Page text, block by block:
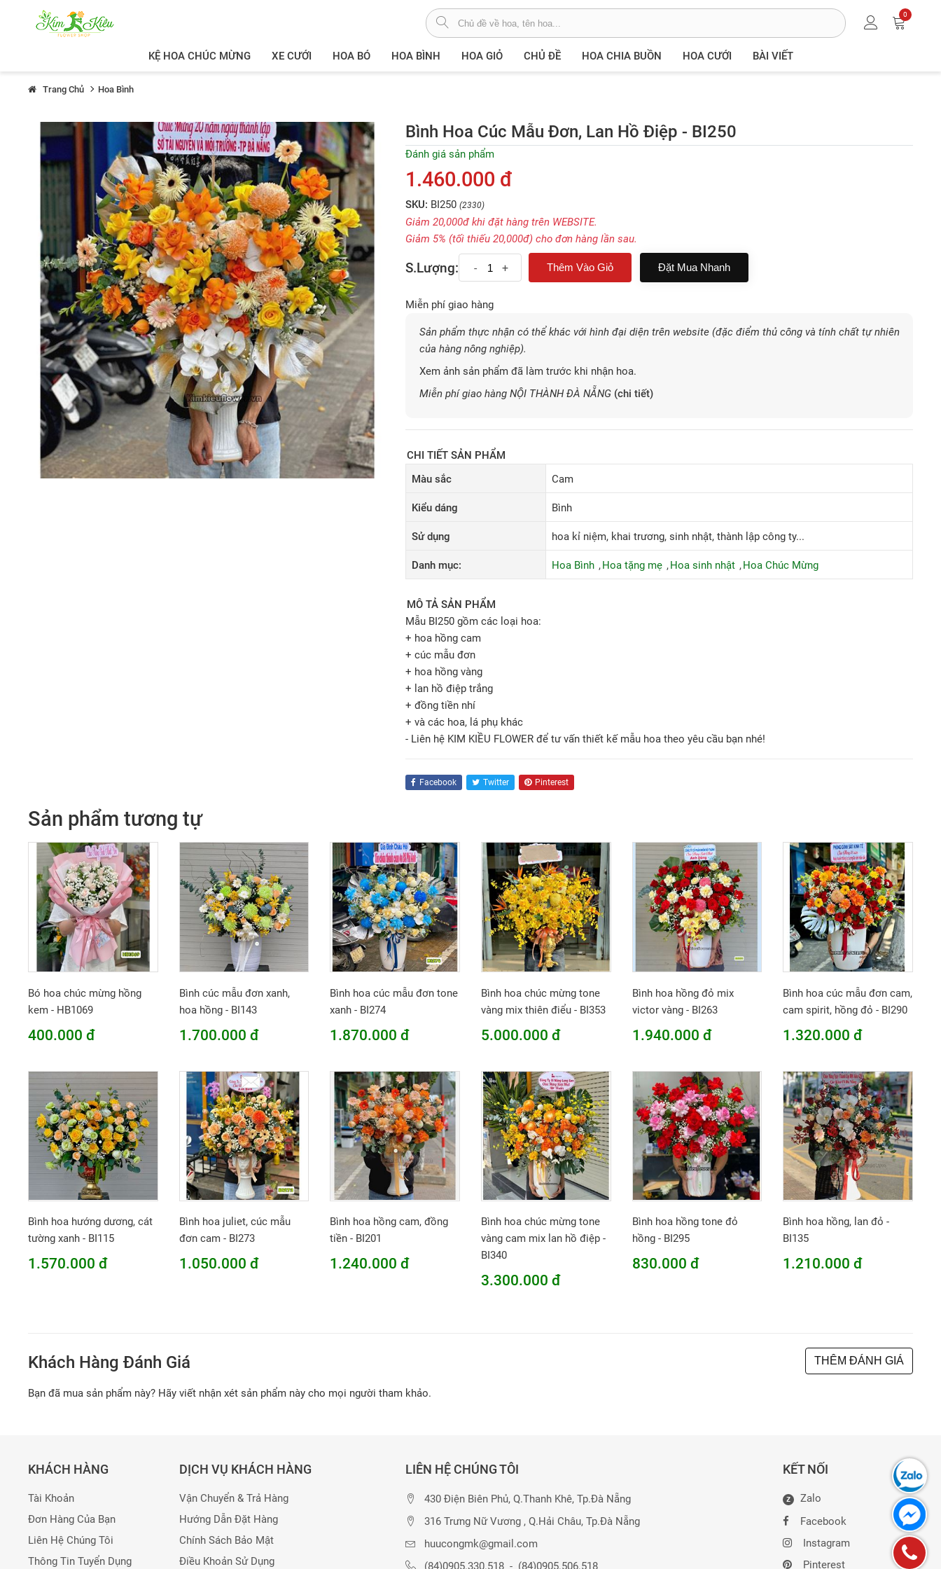
0
KỆ HOA CHÚC MỪNG XE CƯỚI HOA BÓ HOA BÌNH HOA GIỎ CHỦ ĐỀ HOA CHIA BUỒN HOA CƯỚI BÀI VIẾT
Trang Chủ Hoa Bình
Bình Hoa Cúc Mẫu Đơn, Lan Hồ Điệp - BI250
Đánh giá sản phẩm
1.460.000 đ
SKU: BI250 (2330)
Giảm 20,000đ khi đặt hàng trên WEBSITE.
Giảm 5% (tối thiếu 20,000đ) cho đơn hàng lần sau.
S.Lượng: - + Đặt Mua Nhanh
Miễn phí giao hàng
Sản phẩm thực nhận có thể khác với hình đại diện trên website (đặc điểm thủ công và tính chất tự nhiên
của hàng nông nghiệp).
Xem ảnh sản phẩm đã làm trước khi nhận hoa.
Miễn phí giao hàng NỘI THÀNH ĐÀ NẴNG (chi tiết)
CHI TIẾT SẢN PHẨM
Màu sắc
Cam
Kiểu dáng Bình
Sử dụng hoa kỉ niệm, khai trương, sinh nhật, thành lập công ty...
Danh mục: Hoa Bình Hoa tặng mẹ Hoa sinh nhật Hoa Chúc Mừng
MÔ TẢ SẢN PHẨM
Mẫu BI250 gồm các loại hoa:
+ hoa hồng cam
+ cúc mẫu đơn
+ hoa hồng vàng
+ lan hồ điệp trắng
+ đồng tiền nhí
+ và các hoa, lá phụ khác
- Liên hệ KIM KIỀU FLOWER để tư vấn thiết kế mẫu hoa theo yêu cầu bạn nhé!
Facebook Twitter Pinterest
Sản phẩm tương tự
Bó hoa chúc mừng hồng
kem - HB1069
400.000 đ
Bình cúc mẫu đơn xanh,
hoa hồng - BI143
1.700.000 đ
Bình hoa cúc mẫu đơn tone
xanh - BI274
1.870.000 đ
Bình hoa chúc mừng tone
vàng mix thiên điểu - BI353
5.000.000 đ
Bình hoa hồng đỏ mix
victor vàng - BI263
1.940.000 đ
Bình hoa cúc mẫu đơn cam,
cam spirit, hồng đỏ - BI290
1.320.000 đ
Bình hoa hướng dương, cát
tường xanh - BI115
1.570.000 đ
Bình hoa juliet, cúc mẫu
đơn cam - BI273
1.050.000 đ
Bình hoa hồng cam, đồng
tiền - BI201
1.240.000 đ
Bình hoa chúc mừng tone
vàng cam mix lan hồ điệp -
BI340
3.300.000 đ
Bình hoa hồng tone đỏ
hồng - BI295
830.000 đ
Bình hoa hồng, lan đỏ -
BI135
1.210.000 đ
Khách Hàng Đánh Giá THÊM ĐÁNH GIÁ
Bạn đã mua sản phẩm này? Hãy viết nhận xét sản phẩm này cho mọi người tham khảo.
KHÁCH HÀNG
Tài Khoản
Đơn Hàng Của Bạn
Liên Hệ Chúng Tôi
Thông Tin Tuyển Dụng
DỊCH VỤ KHÁCH HÀNG
Vận Chuyển & Trả Hàng
Hướng Dẫn Đặt Hàng
Chính Sách Bảo Mật
Điều Khoản Sử Dụng
LIÊN HỆ CHÚNG TÔI
430 Điện Biên Phủ, Q.Thanh Khê, Tp.Đà Nẵng
316 Trưng Nữ Vương , Q.Hải Châu, Tp.Đà Nẵng
huucongmk@gmail.com
(84)0905.330.518 - (84)0905.506.518
KẾT NỐI
Z
Zalo
Facebook
Instagram
Pinterest